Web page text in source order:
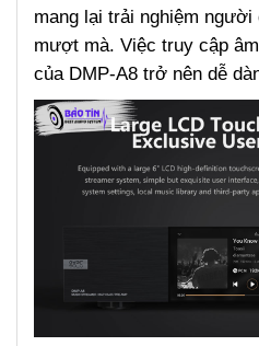
mang lại trải nghiệm
mượt mà. Việc truy cập
của DMP-A8 trở nên dễ